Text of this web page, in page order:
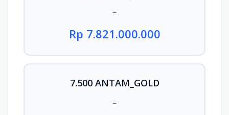
=
Rp 7.821.000.000
7.500 ANTAM_GOLD
=